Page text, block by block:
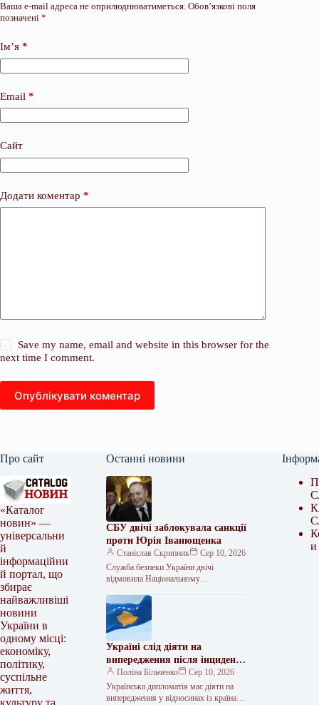
Ваша e-mail адреса не оприлюднюватиметься. Обов’язкові поля
позначені *
Ім’я *
Email *
Сайт
Додати коментар *
Save my name, email and website in this browser for the
next time I comment.
Опублікувати коментар
Про сайт
«Каталог
новин» —
універсальни
й
інформаційни
й портал, що
збирає
найважливіші
новини
України в
одному місці:
економіку,
політику,
суспільне
життя,
Останні новини
СБУ двічі заблокувала санкції
проти Юрія Іванющенка
Станіслав Скрипник
Сер 10, 2026
Служба безпеки України двічі
відмовила Національному
запровадження санкцій стосовно
колишнього народного депутата від
«Партії
Україні слід діяти на
випередження після інциденту
в Косово, наголосив Грубінко
Поліна Більченко
Сер 10, 2026
Українська дипломатія має діяти на
випередження у відносинах із країнами
и